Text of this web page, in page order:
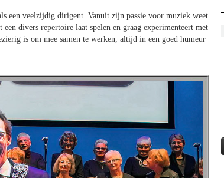
een veelzijdig dirigent. Vanuit zijn passie voor muziek weet
divers repertoire laat spelen en graag experimenteert met
is om mee samen te werken, altijd in een goed humeur